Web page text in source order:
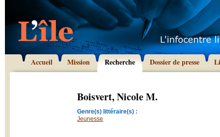
Accueil Mission Recherche Dossier de presse
Boisvert, Nicole M.
Genre(s) littéraire(s) :
Jeunesse